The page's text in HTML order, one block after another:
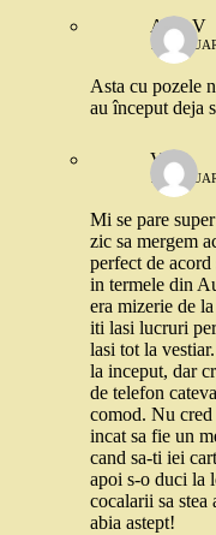
AlinaV
18
Asta cu pozele
au început deja
V
15
Mi se pare
zic sa mergem
perfect de
in termele din
era mizerie de
iti lasi lucruri
lasi tot la
la inceput, dar
de telefon
comod. Nu cred
incat sa fie un
cand sa-ti iei
apoi s-o duci la
cocalarii sa stea
abia astept!